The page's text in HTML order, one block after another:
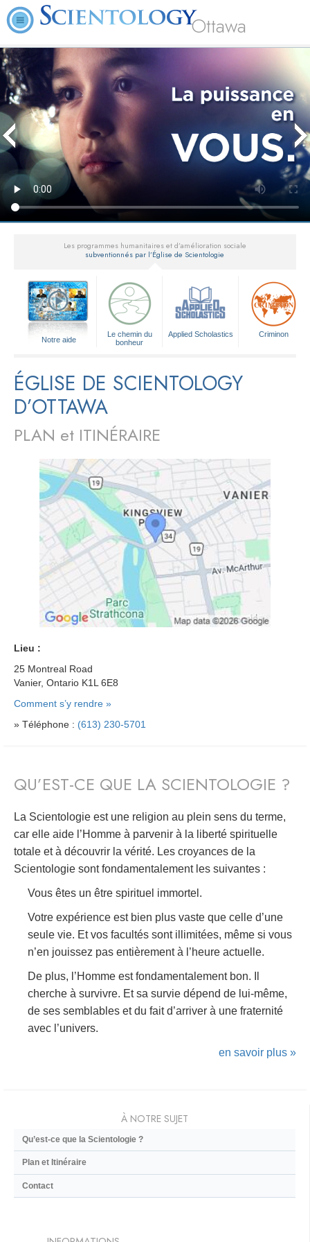
Ottawa
Les programmes humanitaires et d’amélioration sociale
subventionnés par l’Église de Scientologie
Notre aide
Le chemin du
bonheur
Applied Scholastics Criminon
ÉGLISE DE SCIENTOLOGY
D’OTTAWA
PLAN et ITINÉRAIRE
Lieu :
25 Montreal Road
Vanier, Ontario K1L 6E8
Comment s’y rendre »
» Téléphone : (613) 230-5701
QU’EST-CE QUE LA SCIENTOLOGIE ?
La Scientologie est une religion au plein sens du terme,
car elle aide l’Homme à parvenir à la liberté spirituelle
totale et à découvrir la vérité. Les croyances de la
Scientologie sont fondamentalement les suivantes :
Vous êtes un être spirituel immortel.
Votre expérience est bien plus vaste que celle d’une
seule vie. Et vos facultés sont illimitées, même si vous
n’en jouissez pas entièrement à l’heure actuelle.
De plus, l’Homme est fondamentalement bon. Il
cherche à survivre. Et sa survie dépend de lui-même,
de ses semblables et du fait d’arriver à une fraternité
avec l’univers.
en savoir plus »
À NOTRE SUJET
Qu’est-ce que la Scientologie ?
Plan et Itinéraire
Contact